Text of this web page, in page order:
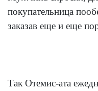
покупательница
заказав еще и еще
Так Отемис-ата